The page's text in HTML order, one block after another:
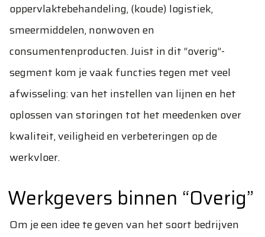
oppervlaktebehandeling, (koude) logistiek,
smeermiddelen, nonwoven en
consumentenproducten. Juist in dit “overig”-
segment kom je vaak functies tegen met veel
afwisseling: van het instellen van lijnen en het
oplossen van storingen tot het meedenken over
kwaliteit, veiligheid en verbeteringen op de
werkvloer.
Werkgevers binnen “Overig”
Om je een idee te geven van het soort bedrijven